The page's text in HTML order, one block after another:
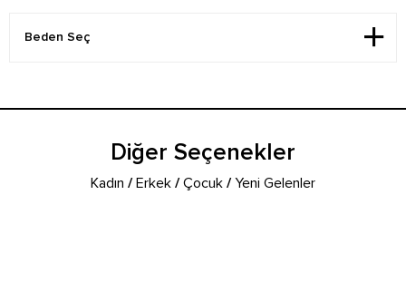
Diğer Seçenekler
Kadın /Erkek /Çocuk /Yeni Gelenler